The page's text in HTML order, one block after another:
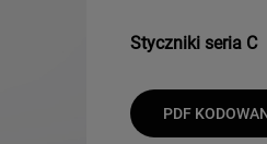
Styczniki seria C
PDF